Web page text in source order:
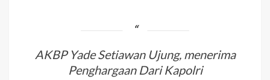
AKBP Yade Setiawan Ujung, menerima
Penghargaan Dari Kapolri